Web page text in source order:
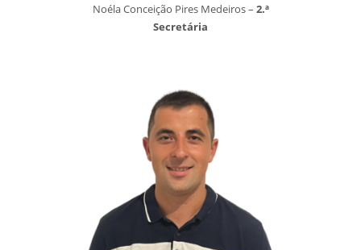
Noéla Conceição Pires Medeiros – 2.ª
Secretária